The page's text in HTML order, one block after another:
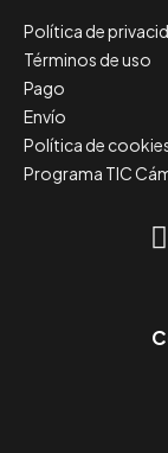
Política de
Términos de uso
Pago
Envío
Política de
Programa TIC